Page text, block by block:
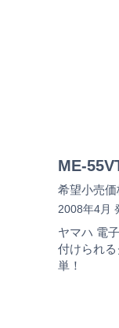
ME-
希望小売
2008年4月
ヤマハ 電
付けられ
単！